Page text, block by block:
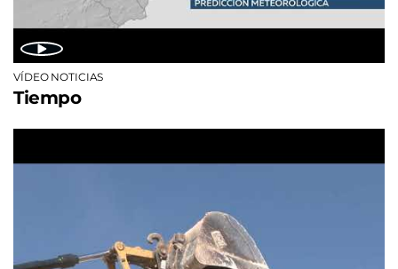
VÍDEO NOTICIAS
Tiempo